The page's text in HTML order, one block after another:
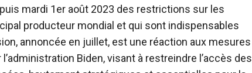
mardi 1er août 2023 des restrictions sur les
producteur mondial et qui sont indispensables
annoncée en juillet, est une réaction aux mesures
Biden, visant à restreindre l’accès des